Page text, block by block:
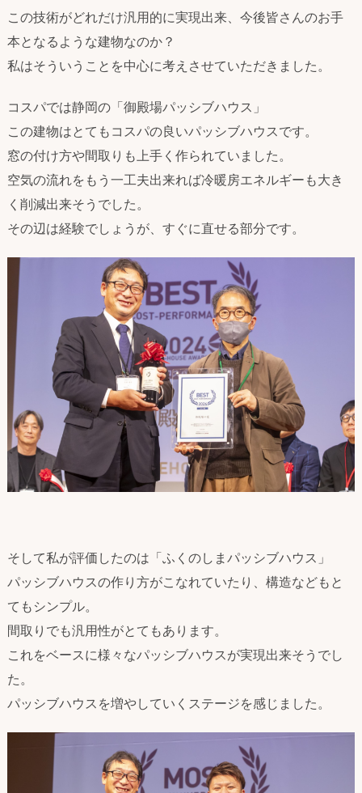
この技術がどれだけ汎用的に実現出来、今後皆さんのお手
本となるような建物なのか？
私はそういうことを中心に考えさせていただきました。
コスパでは静岡の「御殿場パッシブハウス」
この建物はとてもコスパの良いパッシブハウスです。
窓の付け方や間取りも上手く作られていました。
空気の流れをもう一工夫出来れば冷暖房エネルギーも大き
く削減出来そうでした。
その辺は経験でしょうが、すぐに直せる部分です。
そして私が評価したのは「ふくのしまパッシブハウス」
パッシブハウスの作り方がこなれていたり、構造などもと
てもシンプル。
間取りでも汎用性がとてもあります。
これをベースに様々なパッシブハウスが実現出来そうでし
た。
パッシブハウスを増やしていくステージを感じました。